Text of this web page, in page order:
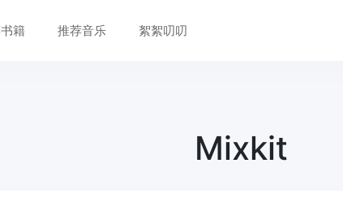
籍 推荐音乐 絮絮叨叨
Mixkit